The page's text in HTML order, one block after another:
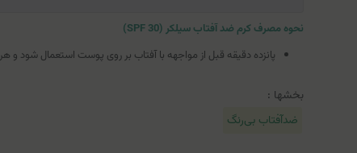
نحوه مصرف کرم ضد آفتاب سیلکر (SPF 30)
پانزده دقیقه قبل از مواجهه با آفتاب بر روی پوست استعمال شود و هر ۲ ساعت یک‌بار یا بعد از تعریق و شنا تجدید کنید.
بخشها :
ضدآفتاب بی‌رنگ